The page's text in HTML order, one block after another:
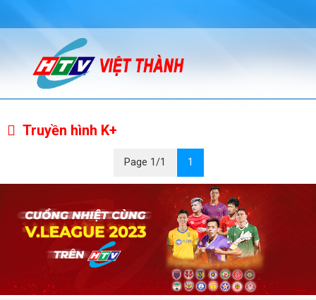
Truyền hình K+
Page 1/1 1